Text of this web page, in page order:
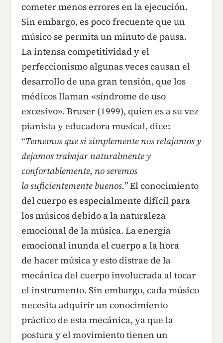
cometer menos errores en la ejecución.
Sin embargo, es poco frecuente que un
músico se permita un minuto de pausa.
La intensa competitividad y el
perfeccionismo algunas veces causan el
desarrollo de una gran tensión, que los
médicos llaman «síndrome de uso
excesivo». Bruser (1999), quien es a su vez
pianista y educadora musical, dice:
“Tememos que si simplemente nos relajamos y
dejamos trabajar naturalmente y
confortablemente, no seremos
lo suficientemente buenos.”El conocimiento
del cuerpo es especialmente difícil para
los músicos debido a la naturaleza
emocional de la música. La energía
emocional inunda el cuerpo a la hora
de hacer música y esto distrae de la
mecánica del cuerpo involucrada al tocar
el instrumento. Sin embargo, cada músico
necesita adquirir un conocimiento
práctico de esta mecánica, ya que la
postura y el movimiento tienen un